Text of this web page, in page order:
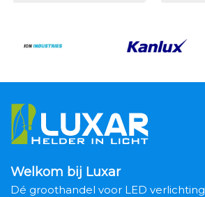
Welkom bij Luxar
Dé groothandel voor LED verlichting